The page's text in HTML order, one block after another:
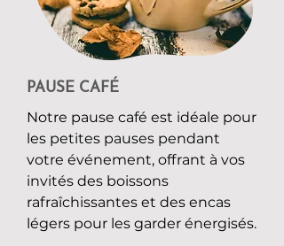
PAUSE CAFÉ
Notre pause café est idéale pour
les petites pauses pendant
votre événement, offrant à vos
invités des boissons
rafraîchissantes et des encas
légers pour les garder énergisés.